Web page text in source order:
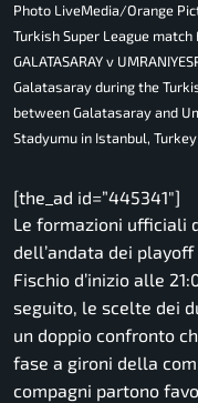
Photo LiveMedia/Orange
Turkish Super League match
GALATASARAY v
Galatasaray during the
between Galatasaray and
Stadyumu in Istanbul,
[the_ad id=”445341″]
Le formazioni ufficiali
dell’andata dei
Fischio d’inizio alle
seguito, le scelte dei
un doppio confronto
fase a gironi della
compagni partono